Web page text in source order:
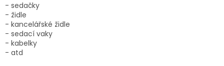
- sedačky
- židle
- kancelářské židle
- sedací vaky
- kabelky
- atd